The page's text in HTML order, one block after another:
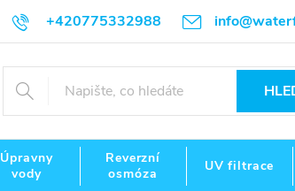
+420775332988
Úpravny
vody
Reverzní
osmóza
UV filtrace